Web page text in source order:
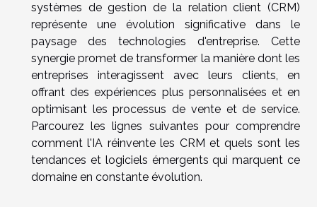
systèmes de gestion de la relation client (CRM)
représente une évolution significative dans le
paysage des technologies d'entreprise. Cette
synergie promet de transformer la manière dont les
entreprises interagissent avec leurs clients, en
offrant des expériences plus personnalisées et en
optimisant les processus de vente et de service.
Parcourez les lignes suivantes pour comprendre
comment l'IA réinvente les CRM et quels sont les
tendances et logiciels émergents qui marquent ce
domaine en constante évolution.